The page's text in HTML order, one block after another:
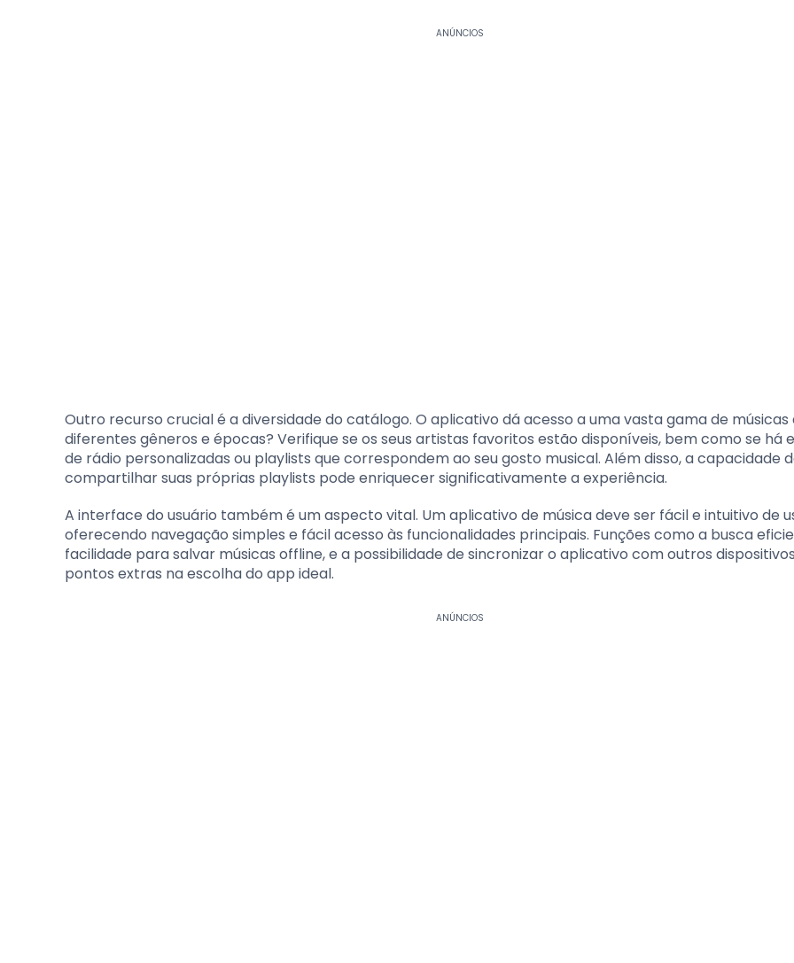
ANÚNCIOS
Outro recurso crucial é a diversidade do catálogo. O aplicativo dá acesso a uma vasta gama de músicas
diferentes gêneros e épocas? Verifique se os seus artistas favoritos estão disponíveis, bem como se há
de rádio personalizadas ou playlists que correspondem ao seu gosto musical. Além disso, a capacidade
compartilhar suas próprias playlists pode enriquecer significativamente a experiência.
A interface do usuário também é um aspecto vital. Um aplicativo de música deve ser fácil e intuitivo de
oferecendo navegação simples e fácil acesso às funcionalidades principais. Funções como a busca
facilidade para salvar músicas offline, e a possibilidade de sincronizar o aplicativo com outros
pontos extras na escolha do app ideal.
ANÚNCIOS